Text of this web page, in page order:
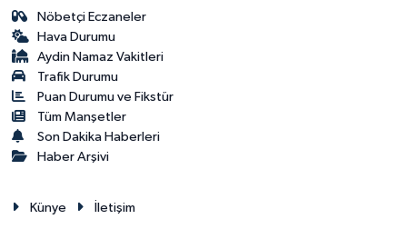
Nöbetçi Eczaneler
Hava Durumu
Aydin Namaz Vakitleri
Trafik Durumu
Puan Durumu ve Fikstür
Tüm Manşetler
Son Dakika Haberleri
Haber Arşivi
Künye İletişim